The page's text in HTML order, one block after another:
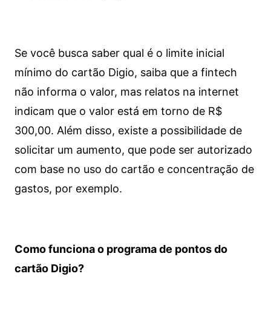
Se você busca saber qual é o limite inicial
mínimo do cartão Digio, saiba que a fintech
não informa o valor, mas relatos na internet
indicam que o valor está em torno de R$
300,00. Além disso, existe a possibilidade de
solicitar um aumento, que pode ser autorizado
com base no uso do cartão e concentração de
gastos, por exemplo.
Como funciona o programa de pontos do
cartão Digio?